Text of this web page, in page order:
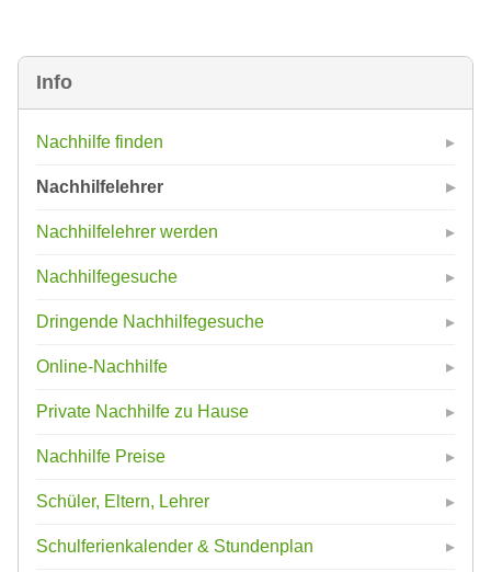
Info
Nachhilfe finden
Nachhilfelehrer
Nachhilfelehrer werden
Nachhilfegesuche
Dringende Nachhilfegesuche
Online-Nachhilfe
Private Nachhilfe zu Hause
Nachhilfe Preise
Schüler, Eltern, Lehrer
Schulferienkalender & Stundenplan